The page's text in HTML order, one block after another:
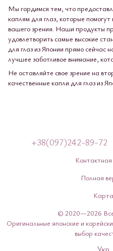
Мы гордимся тем, что
каплям для глаз, которые помогут
вашего зрения. Наши продукты
удовлетворить самые высокие
для глаз из Японии прямо сейчас
лучшее заботливое внимание,
Не оставляйте свое зрение на
качественные капли для глаз из
+38(097)242-89-72
Полная
© 2020—2026
Оригинальные японские и
выбор